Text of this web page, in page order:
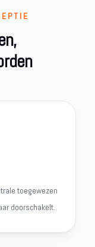
toegewezen
doorschakelt.